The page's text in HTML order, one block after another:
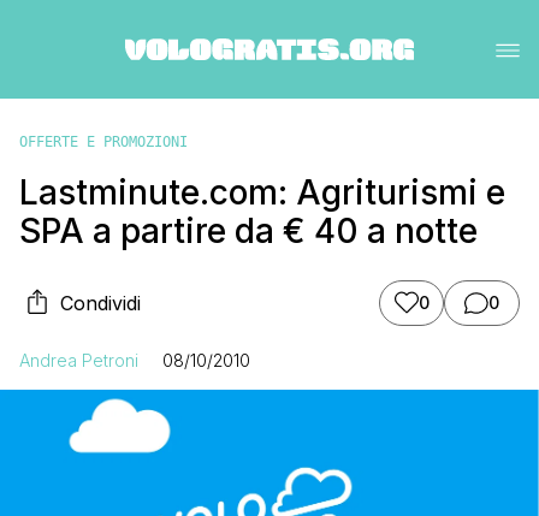
OFFERTE E PROMOZIONI
Lastminute.com: Agriturismi e
SPA a partire da € 40 a notte
Condividi 0 0
Andrea Petroni 08/10/2010